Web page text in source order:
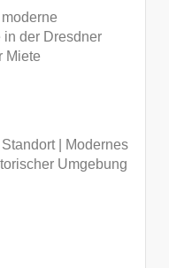
in der Dresdner
Miete
| Modernes
Umgebung